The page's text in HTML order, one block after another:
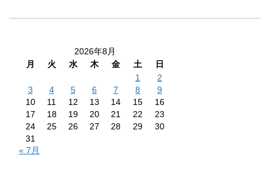
2026年8月
月
火 水 木 金 土
日
1
2
3
4 5 6 7 8
9
10
11 12 13 14 15
16
17
18 19 20 21 22
23
24
25 26 27 28 29
30
31
« 7月